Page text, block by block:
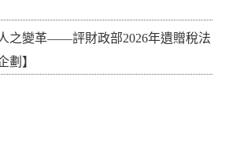
之變革——評財政部2026年遺贈稅法
劃】